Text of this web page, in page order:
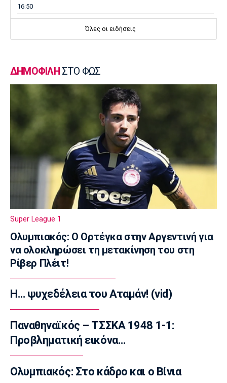
16:50
Λιβάι Γκαρσία: «Θα ζήσουμε σπουδαίες
Ποδόσφαιρο - Διεθνή
Αρτέτα: «Οι παίκτες ήταν έξαλλοι μετά την
ήττα από τη Μπέτις»
Ποδόσφαιρο - Διεθνή
Σαλάχ: Ανακοινώθηκε από την
Τραμπζονσπόρ η μεταγραφή του!
Super League 1
Λεβαδειακός: Ενισχύθηκε με τον Μπαούζα
15:50
Ολυμπιακός: Ανακοίνωσε τον Καράμπελα
15:35
Μπάσκετ Ελλάδα
Μύκονος: Αποχαιρέτησε επτά παίκτες
15:20
Εθνικές Μπάσκετ
Eurobasket U18: Με Λιθουανία η Εθνική
Νεανίδων
15:05
Ο Μπο στη Μπασκόνια
Όλες οι ειδήσεις
ΔΗΜΟΦΙΛΗ ΣΤΟ ΦΩΣ
Super League 1
Ολυμπιακός: Ο Ορτέγκα στην Αργεντινή για
να ολοκληρώσει τη μετακίνηση του στη
Ρίβερ Πλέιτ!
Η… ψυχεδέλεια του Αταμάν! (vid)
Παναθηναϊκός – ΤΣΣΚΑ 1948 1-1:
Προβληματική εικόνα…
Ολυμπιακός: Στο κάδρο και ο Βίνια